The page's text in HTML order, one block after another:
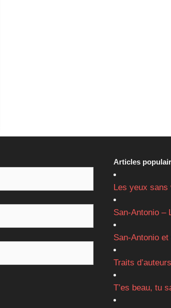
Articles
Les yeux sans
San-Antonio –
San-Antonio
Traits d’auteurs
T’es beau, tu